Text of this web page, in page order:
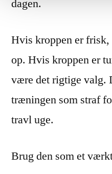
dagen.
Hvis kroppen er
op. Hvis kroppen er
være det rigtige valg.
træningen som straf
travl uge.
Brug den som et